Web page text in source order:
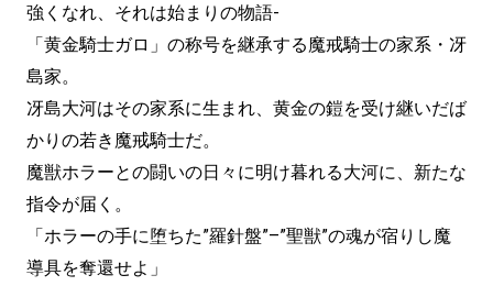
強くなれ、それは始まりの物語-
「黄金騎士ガロ」の称号を継承する魔戒騎士の家系・冴
島家。
冴島大河はその家系に生まれ、黄金の鎧を受け継いだば
かりの若き魔戒騎士だ。
魔獣ホラーとの闘いの日々に明け暮れる大河に、新たな
指令が届く。
「ホラーの手に堕ちた”羅針盤”–”聖獣”の魂が宿りし魔
導具を奪還せよ」